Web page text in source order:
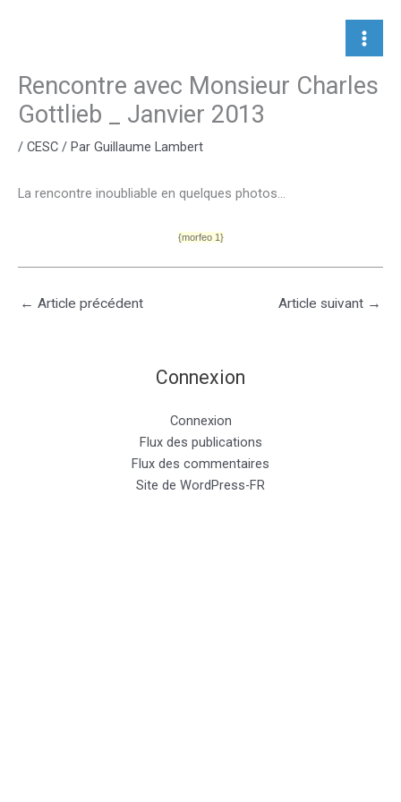
Rencontre avec Monsieur Charles
Gottlieb _ Janvier 2013
/ CESC / Par Guillaume Lambert
La rencontre inoubliable en quelques photos…
{morfeo 1}
← Article précédent Article suivant →
Connexion
Connexion
Flux des publications
Flux des commentaires
Site de WordPress-FR